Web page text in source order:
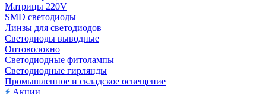
Матрицы 220V
SMD светодиоды
Линзы для светодиодов
Светодиоды выводные
Оптоволокно
Светодиодные фитолампы
Светодиодные гирлянды
Промышленное и складское освещение
Акции